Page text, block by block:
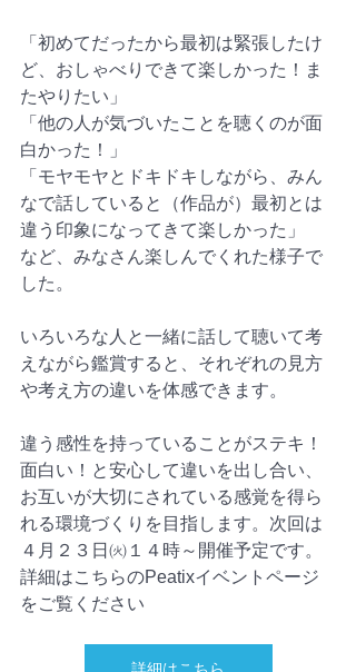
「初めてだったから最初は緊張したけ
ど、おしゃべりできて楽しかった！ま
たやりたい」
「他の人が気づいたことを聴くのが面
白かった！」
「モヤモヤとドキドキしながら、みん
なで話していると（作品が）最初とは
違う印象になってきて楽しかった」
など、みなさん楽しんでくれた様子で
した。
いろいろな人と一緒に話して聴いて考
えながら鑑賞すると、それぞれの見方
や考え方の違いを体感できます。
違う感性を持っていることがステキ！
面白い！と安心して違いを出し合い、
お互いが大切にされている感覚を得ら
れる環境づくりを目指します。次回は
４月２３日㈫１４時～開催予定です。
詳細はこちらのPeatixイベントページ
をご覧ください
詳細はこちら